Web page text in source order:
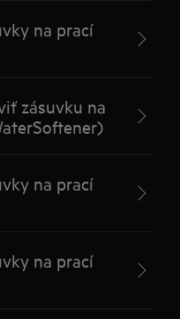
na prací
zásuvku na
na prací
na prací